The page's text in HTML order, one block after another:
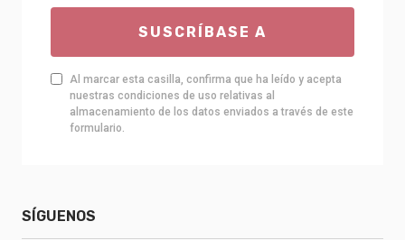
SUSCRÍBASE A
Al marcar esta casilla, confirma que ha leído y acepta
nuestras condiciones de uso relativas al
almacenamiento de los datos enviados a través de este
formulario.
SÍGUENOS